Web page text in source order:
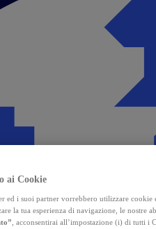
ai Cookie
ed i suoi partner vorrebbero utilizzare
la tua esperienza di navigazione, le nostre
, acconsentirai all’impostazione (i) di tutti